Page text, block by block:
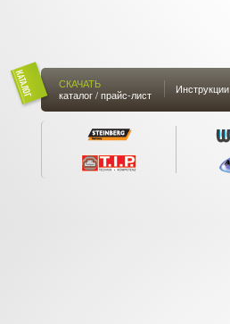
СКАЧАТЬ
каталог / прайс-лист
Инструкции